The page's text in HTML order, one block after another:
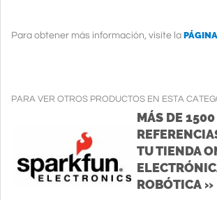
Para obtener más información, visite la PÁGINA
PARA VER OTROS PRODUCTOS EN ESTA
MÁS DE 1500
TU TIENDA
ROBÓTICA »